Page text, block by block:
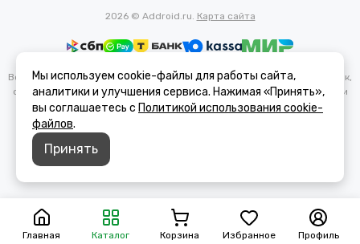
2026 © Addroid.ru. Карта сайта
Вся представленная на сайте информация, касающаяся характеристик,
стоимости товаров и услуг, носит информационный характер и ни при
каких условиях не является публичной офертой, определяемой
положениями Статьи 437(2) Гражданского кодекса РФ.
Главная Каталог Корзина Избранное Профиль
Мы используем cookie-файлы для работы сайта,
аналитики и улучшения сервиса. Нажимая «Принять»,
вы соглашаетесь с Политикой использования cookie-
файлов.
Принять